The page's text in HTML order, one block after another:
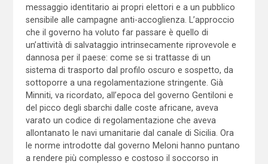
messaggio identitario ai propri elettori e a un pubblico
sensibile alle campagne anti-accoglienza. L’approccio
che il governo ha voluto far passare è quello di
un’attività di salvataggio intrinsecamente riprovevole e
dannosa per il paese: come se si trattasse di un
sistema di trasporto dal profilo oscuro e sospetto, da
sottoporre a una regolamentazione stringente. Già
Minniti, va ricordato, all’epoca del governo Gentiloni e
del picco degli sbarchi dalle coste africane, aveva
varato un codice di regolamentazione che aveva
allontanato le navi umanitarie dal canale di Sicilia. Ora
le norme introdotte dal governo Meloni hanno puntano
a rendere più complesso e costoso il soccorso in